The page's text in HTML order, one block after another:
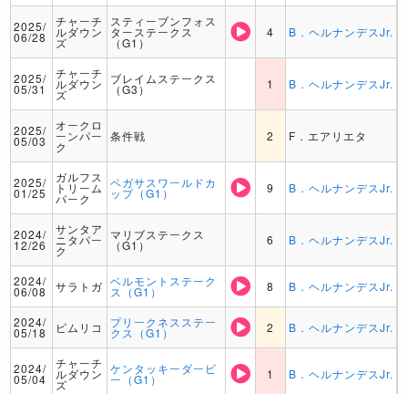
2025/
06/28
チャーチ
ルダウン
ズ
スティーブンフォス
ターステークス
（G1）
4 B．ヘルナンデスJr.
2025/
05/31
チャーチ
ルダウン
ズ
ブレイムステークス
（G3） 1 B．ヘルナンデスJr.
2025/
05/03
オークロ
ーンパー
ク
条件戦 2 F．エアリエタ
2025/
01/25
ガルフス
トリーム
パーク
ペガサスワールドカ
ップ（G1） 9 B．ヘルナンデスJr.
2024/
12/26
サンタア
ニタパー
ク
マリブステークス
（G1） 6 B．ヘルナンデスJr.
2024/
06/08 サラトガ ベルモントステーク
ス（G1） 8 B．ヘルナンデスJr.
2024/
05/18 ピムリコ プリークネスステー
クス（G1） 2 B．ヘルナンデスJr.
2024/
05/04
チャーチ
ルダウン
ズ
ケンタッキーダービ
ー（G1） 1 B．ヘルナンデスJr.